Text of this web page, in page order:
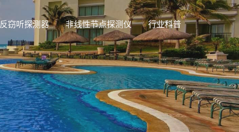
反窃听探测器 非线性节点探测仪 行业科普